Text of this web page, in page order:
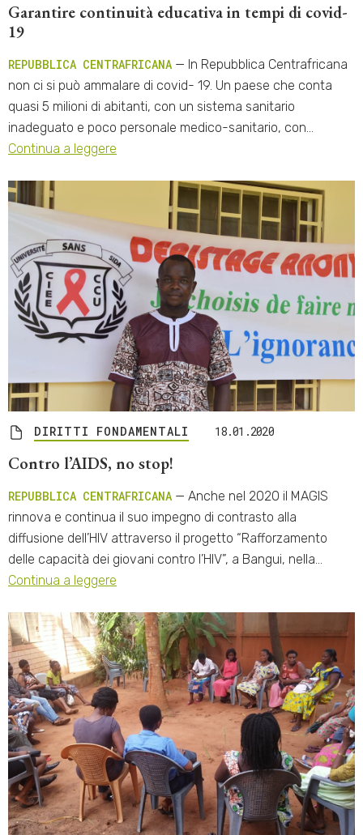
Garantire continuità educativa in tempi di covid-
19
REPUBBLICA CENTRAFRICANA — In Repubblica Centrafricana
non ci si può ammalare di covid- 19. Un paese che conta
quasi 5 milioni di abitanti, con un sistema sanitario
inadeguato e poco personale medico-sanitario, con…
Continua a leggere
DIRITTI FONDAMENTALI 18.01.2020
Contro l’AIDS, no stop!
REPUBBLICA CENTRAFRICANA — Anche nel 2020 il MAGIS
rinnova e continua il suo impegno di contrasto alla
diffusione dell’HIV attraverso il progetto “Rafforzamento
delle capacità dei giovani contro l’HIV”, a Bangui, nella…
Continua a leggere